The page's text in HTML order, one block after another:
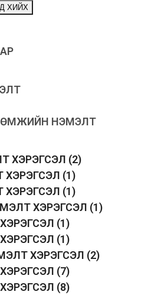
ХИЙХ
НЭМЭЛТ
ХЭРЭГСЭЛ (2)
ХЭРЭГСЭЛ (1)
ХЭРЭГСЭЛ (1)
ХЭРЭГСЭЛ (1)
(1)
(1)
ХЭРЭГСЭЛ (2)
(7)
(8)